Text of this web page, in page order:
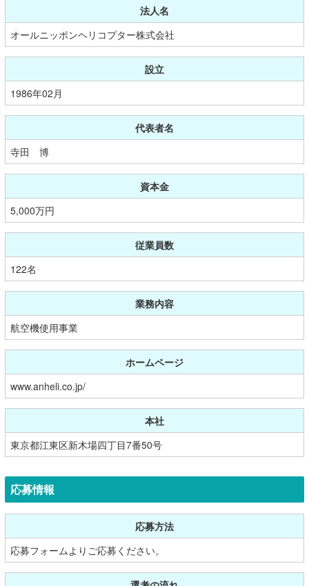
法人名
オールニッポンヘリコプター株式会社
設立
1986年02月
代表者名
寺田 博
資本金
5,000万円
従業員数
122名
業務内容
航空機使用事業
ホームページ
www.anheli.co.jp/
本社
東京都江東区新木場四丁目7番50号
応募情報
応募方法
応募フォームよりご応募ください。